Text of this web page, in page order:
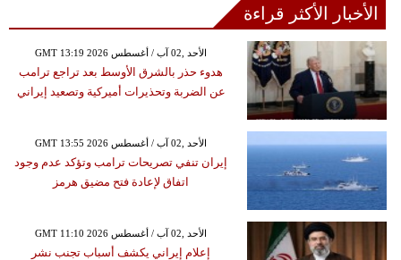
الأخبار الأكثر قراءة
GMT 13:19 2026 الأحد ,02 آب / أغسطس
هدوء حذر بالشرق الأوسط بعد تراجع ترامب
عن الضربة وتحذيرات أميركية وتصعيد إيراني
GMT 13:55 2026 الأحد ,02 آب / أغسطس
إيران تنفي تصريحات ترامب وتؤكد عدم وجود
اتفاق لإعادة فتح مضيق هرمز
GMT 11:10 2026 الأحد ,02 آب / أغسطس
إعلام إيراني يكشف أسباب تجنب نشر